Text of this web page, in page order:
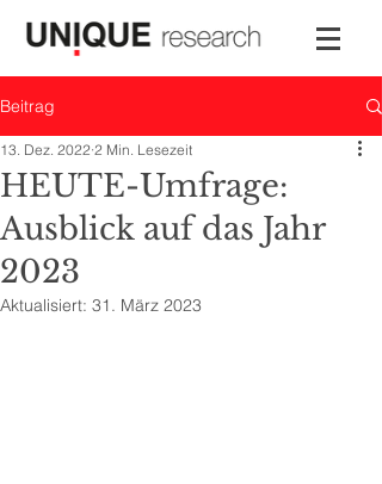
Beitrag
HEUTE-Umfrage:
Ausblick auf das Jahr
2023
13. Dez. 2022 2 Min. Lesezeit
Aktualisiert: 31. März 2023